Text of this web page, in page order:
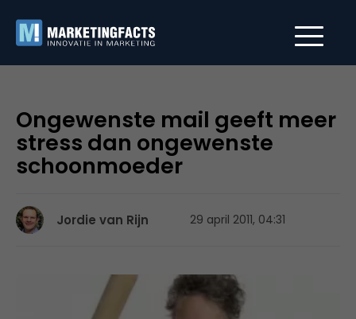
Ongewenste mail geeft meer
stress dan ongewenste
schoonmoeder
Jordie van Rijn 29 april 2011, 04:31